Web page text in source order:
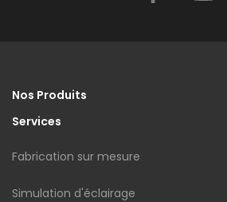
Nos Produits
Services
Fabrication sur mesure
Simulation d'éclairage